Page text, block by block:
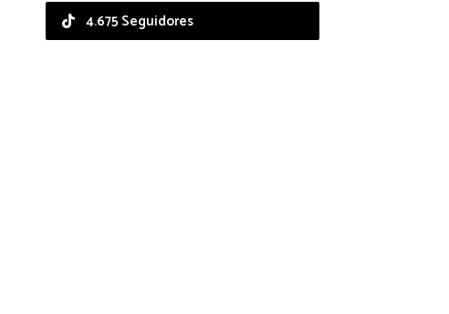
4.675 Seguidores